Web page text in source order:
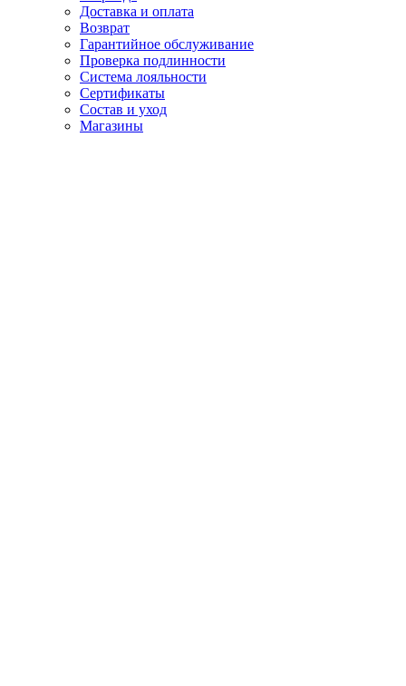
Доставка и оплата
Возврат
Гарантийное обслуживание
Проверка подлинности
Система лояльности
Сертификаты
Состав и уход
Магазины